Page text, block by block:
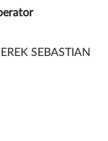
SEBASTIAN